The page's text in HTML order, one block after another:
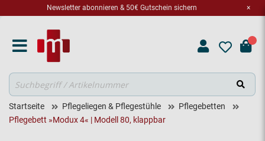
×
Newsletter abonnieren & 50€ Gutschein sichern
Suche
Startseite Pflegeliegen & Pflegestühle
Pflegebetten
Pflegebett »Modux 4« | Modell 80, klappbar